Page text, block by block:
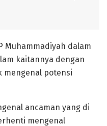
Muhammadiyah dalam
kaitannya dengan
mengenal potensi
ancaman yang di
mengenal